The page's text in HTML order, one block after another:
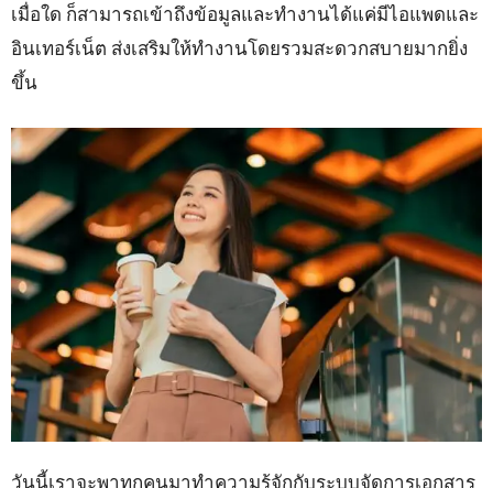
เมื่อใด ก็สามารถเข้าถึงข้อมูลและทำงานได้แค่มีไอแพดและ
อินเทอร์เน็ต ส่งเสริมให้ทำงานโดยรวมสะดวกสบายมากยิ่ง
ขึ้น
วันนี้เราจะพาทุกคนมาทำความรู้จักกับระบบจัดการเอกสาร